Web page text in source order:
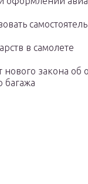
в самолете
нового закона об
багажа